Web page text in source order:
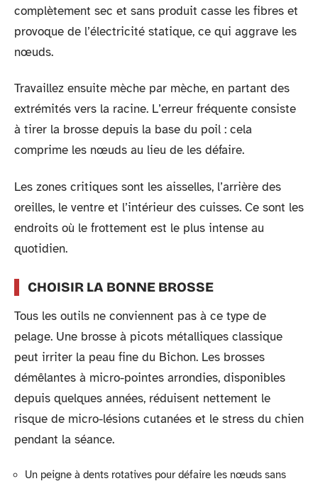
complètement sec et sans produit casse les fibres et
provoque de l’électricité statique, ce qui aggrave les
nœuds.
Travaillez ensuite mèche par mèche, en partant des
extrémités vers la racine. L’erreur fréquente consiste
à tirer la brosse depuis la base du poil : cela
comprime les nœuds au lieu de les défaire.
Les zones critiques sont les aisselles, l’arrière des
oreilles, le ventre et l’intérieur des cuisses. Ce sont les
endroits où le frottement est le plus intense au
quotidien.
CHOISIR LA BONNE BROSSE
Tous les outils ne conviennent pas à ce type de
pelage. Une brosse à picots métalliques classique
peut irriter la peau fine du Bichon. Les brosses
démêlantes à micro-pointes arrondies, disponibles
depuis quelques années, réduisent nettement le
risque de micro-lésions cutanées et le stress du chien
pendant la séance.
Un peigne à dents rotatives pour défaire les nœuds sans